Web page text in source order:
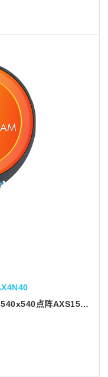
2.8寸RGB IPS圆形TFT高清屏incell540x540点阵AXS15260D